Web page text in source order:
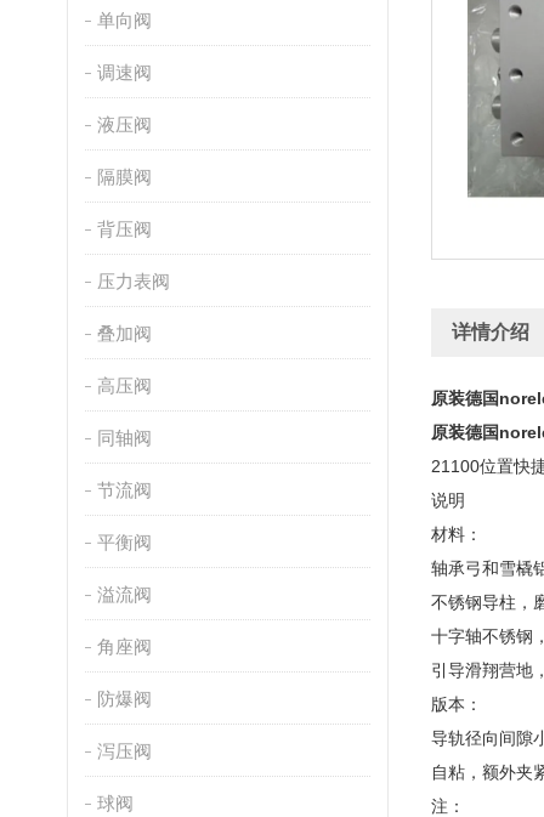
单向阀
调速阀
液压阀
隔膜阀
背压阀
压力表阀
叠加阀
高压阀
同轴阀
节流阀
平衡阀
溢流阀
角座阀
防爆阀
泻压阀
球阀
详情介绍
原装德国
原装德国
21100位置快
说明
材料：
轴承弓和雪橇
不锈钢导柱，
十字轴不锈钢
引导滑翔营地
版本：
导轨径向间隙
自粘，额外夹
注：